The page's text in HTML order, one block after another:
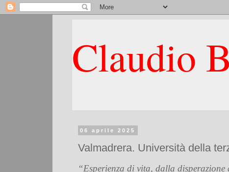
Claudio
06 aprile 2025
Valmadrera. Università della
“Esperienza di vita, dalla